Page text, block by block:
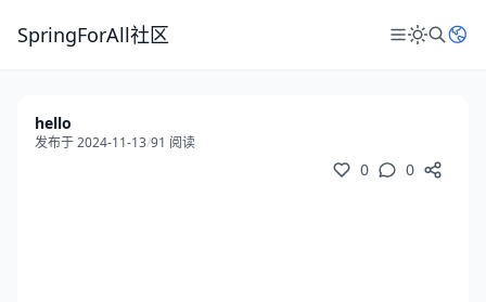
SpringForAll社区
hello
发布于 2024-11-13/91 阅读
0 0